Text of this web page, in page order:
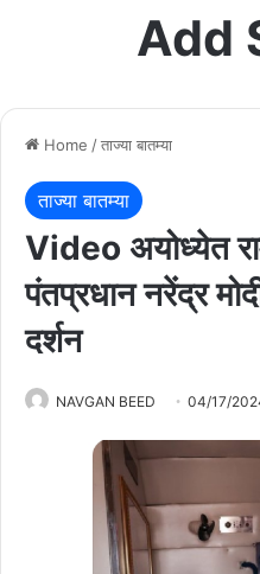
Add
Home /ताज्या बातम्या
ताज्या बातम्या
Video अयोध्येत
पंतप्रधान नरेंद्र
दर्शन
NAVGAN BEED 04/17/